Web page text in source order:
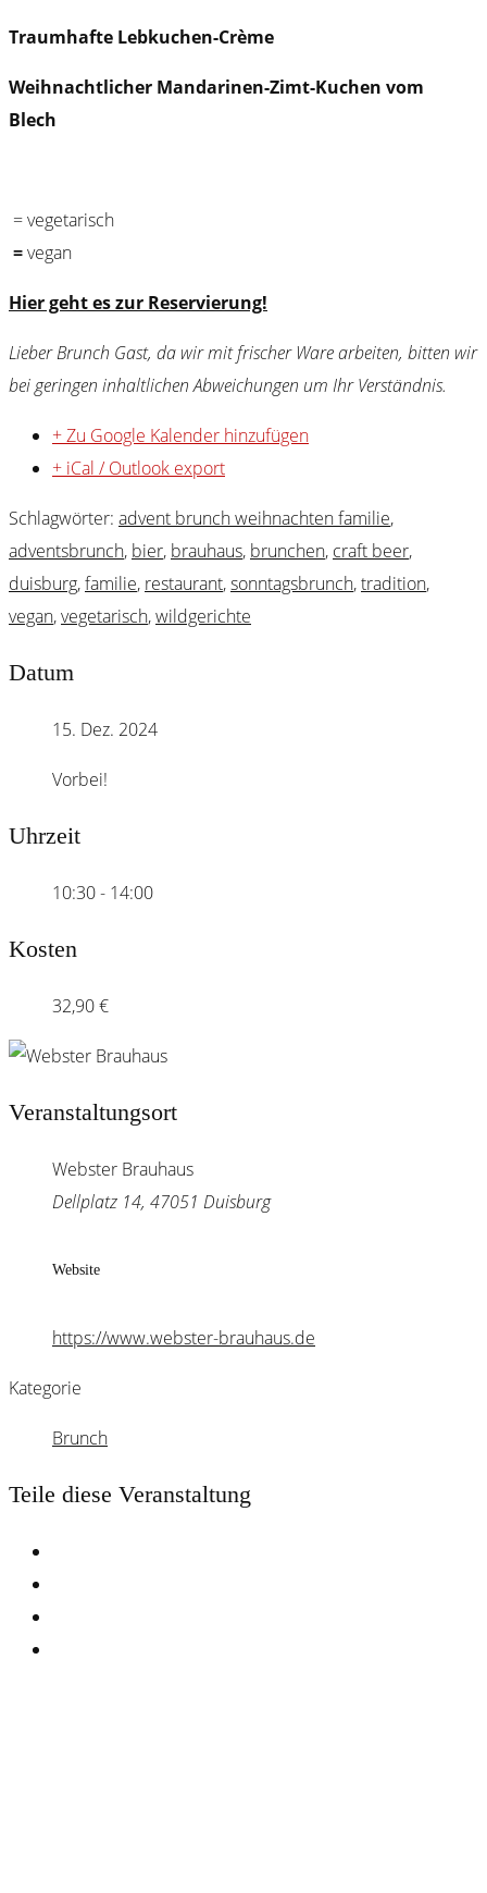
Traumhafte Lebkuchen-Crème
Weihnachtlicher Mandarinen-Zimt-Kuchen vom
Blech
= vegetarisch
=vegan
Hier geht es zur Reservierung!
Lieber Brunch Gast, da wir mit frischer Ware arbeiten, bitten wir
bei geringen inhaltlichen Abweichungen um Ihr Verständnis.
+ Zu Google Kalender hinzufügen
+ iCal / Outlook export
Schlagwörter: advent brunch weihnachten familie,
adventsbrunch, bier, brauhaus, brunchen, craft beer,
duisburg,familie, restaurant,sonntagsbrunch,tradition,
vegan,vegetarisch,wildgerichte
Datum
15. Dez. 2024
Vorbei!
Uhrzeit
10:30 - 14:00
Kosten
32,90 €
Veranstaltungsort
Webster Brauhaus
Dellplatz 14, 47051 Duisburg
Website
https://www.webster-brauhaus.de
Kategorie
Brunch
Teile diese Veranstaltung